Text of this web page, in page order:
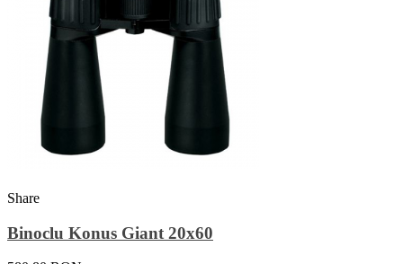
Share
Binoclu Konus Giant 20x60